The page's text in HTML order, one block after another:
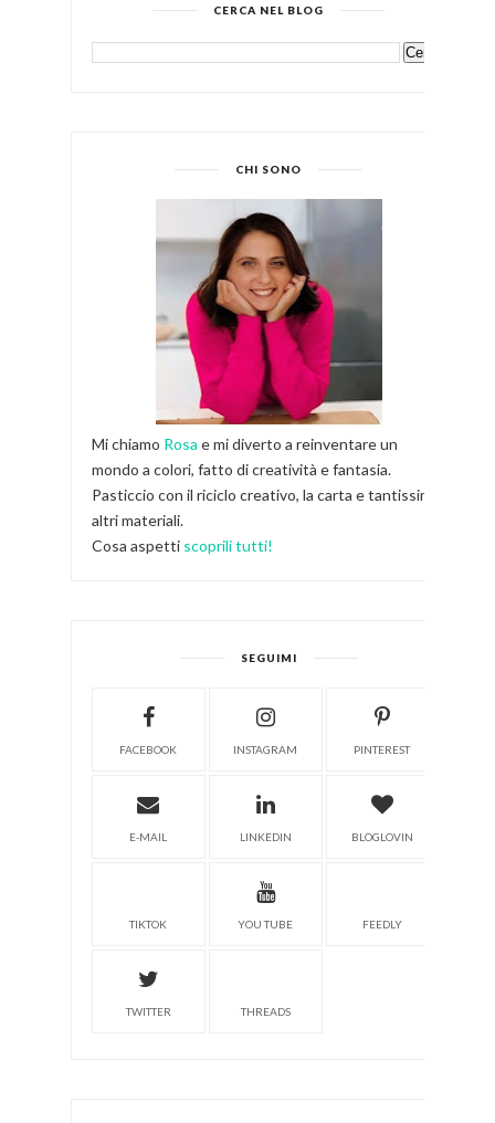
CERCA NEL BLOG
CHI SONO
Mi chiamo Rosa e mi diverto a reinventare un
mondo a colori, fatto di creatività e fantasia.
Pasticcio con il riciclo creativo, la carta e tantissimi
altri materiali.
Cosa aspetti scoprili tutti!
SEGUIMI
FACEBOOK INSTAGRAM PINTEREST
E-MAIL LINKEDIN BLOGLOVIN
TIKTOK YOU TUBE FEEDLY
TWITTER THREADS